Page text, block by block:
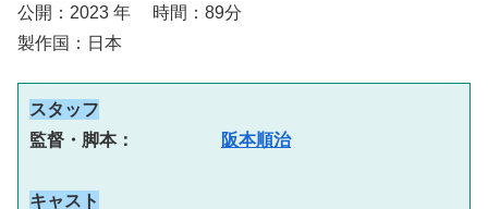
公開：2023 年 時間：89分
製作国：日本
スタッフ
監督・脚本：
阪本順治
キャスト